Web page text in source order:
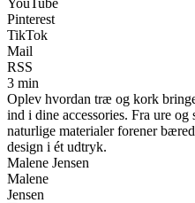
Pinterest
TikTok
Mail
RSS
3 min
Oplev hvordan træ og kork
ind i dine accessories. Fra ure
naturlige materialer forener
design i ét udtryk.
Malene Jensen
Malene
Jensen